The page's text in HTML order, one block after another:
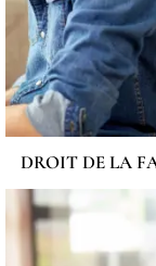
DROIT DE LA